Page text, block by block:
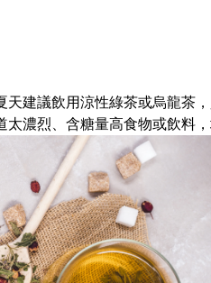
天建議飲用涼性綠茶或烏龍茶
濃烈、含糖量高食物或飲料